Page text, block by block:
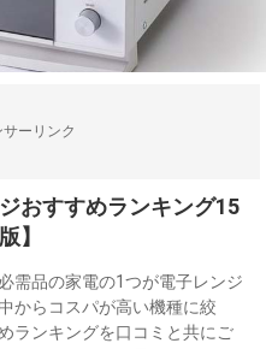
ーリンク
おすすめランキング15
】
需品の家電の1つが電子レンジ
からコスパが高い機種に絞
ランキングを口コミと共にご